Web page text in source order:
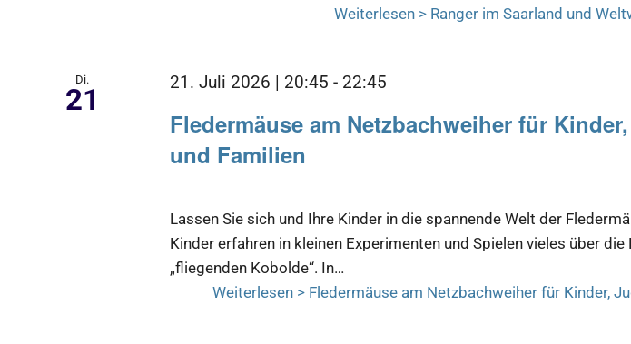
Weiterlesen >Ranger im Saarland und
Di.
21
Fledermäuse am Netzbachweiher für
und Familien
21. Juli 2026 | 20:45 - 22:45
Lassen Sie sich und Ihre Kinder in die spannende Welt der
Kinder erfahren in kleinen Experimenten und Spielen vieles über die
„fliegenden Kobolde“. In…
Weiterlesen >Fledermäuse am Netzbachweiher für Kinder,